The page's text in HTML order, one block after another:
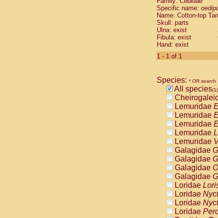
Cebidae
Cebidae
Cebidae
Cebidae
Cebidae
Cebidae
Cebidae
Cebidae
Cebidae
Cebidae
Cebidae
Cebidae
Atelidae
Atelidae
Atelidae
Atelidae
Atelidae
Atelidae
Atelidae
Atelidae
Atelidae
Atelidae
Pitheciidae
Specific name:
Name: Cotton-top
Skull: parts
Ulna: exist
Fibula: exist
Hand: exist
1 - 1 of 1
Species: * OR search
All species(1)
Lemuridae
Lemuridae
Lemuridae
Lemuridae
Lemuridae
Galagidae
Galagidae
Galagidae
Galagidae
Loridae
Loridae
Loridae
Loridae